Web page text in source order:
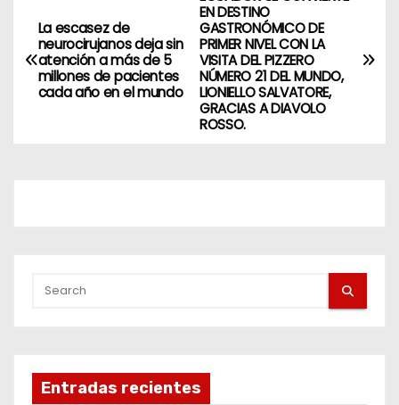
EN DESTINO
GASTRONÓMICO DE
PRIMER NIVEL CON LA
VISITA DEL PIZZERO
NÚMERO 21 DEL MUNDO,
LIONIELLO SALVATORE,
GRACIAS A DIAVOLO
ROSSO.
La escasez de
neurocirujanos deja sin
atención a más de 5
millones de pacientes
cada año en el mundo
Entradas recientes